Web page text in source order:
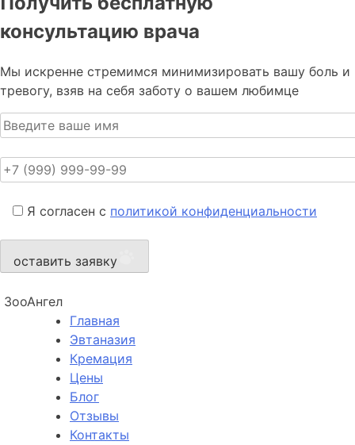
консультацию врача
Мы искренне стремимся минимизировать вашу боль и
тревогу, взяв на себя заботу о вашем любимце
Я согласен с политикой конфиденциальности
оставить заявку
ЗооАнгел
Главная
Эвтаназия
Кремация
Цены
Блог
Отзывы
Контакты